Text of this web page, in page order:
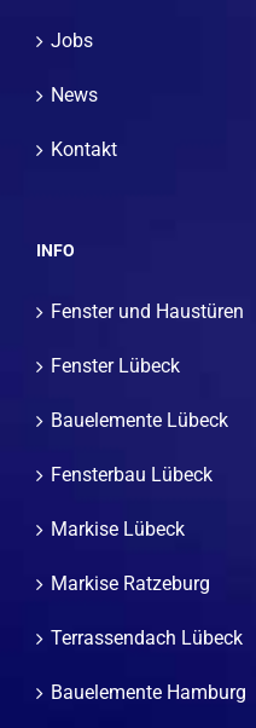
Jobs
News
Kontakt
INFO
Fenster und Haustüren
Fenster Lübeck
Bauelemente Lübeck
Fensterbau Lübeck
Markise Lübeck
Markise Ratzeburg
Terrassendach Lübeck
Bauelemente Hamburg